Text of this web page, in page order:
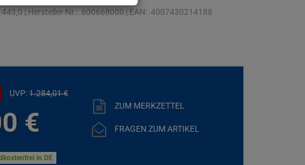
|Hersteller-Nr.:600668000|EAN: 4007430214188
UVP:1.284,01€
€
in DE
ZUM MERKZETTEL
FRAGEN ZUM ARTIKEL